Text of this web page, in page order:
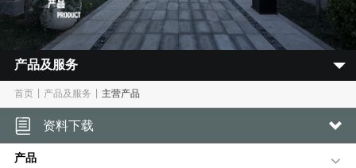
产品及服务
首页 产品及服务 主营产品
资料下载
产品